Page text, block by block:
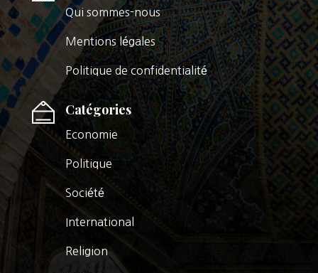
Qui sommes-nous
Mentions légales
Politique de confidentialité
Catégories
Economie
Politique
Société
International
Religion